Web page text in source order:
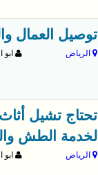
توصيل العمال والموظفين
الرياض ابو
تحتاج تشيل
لخدمة الطش
الرياض ابو